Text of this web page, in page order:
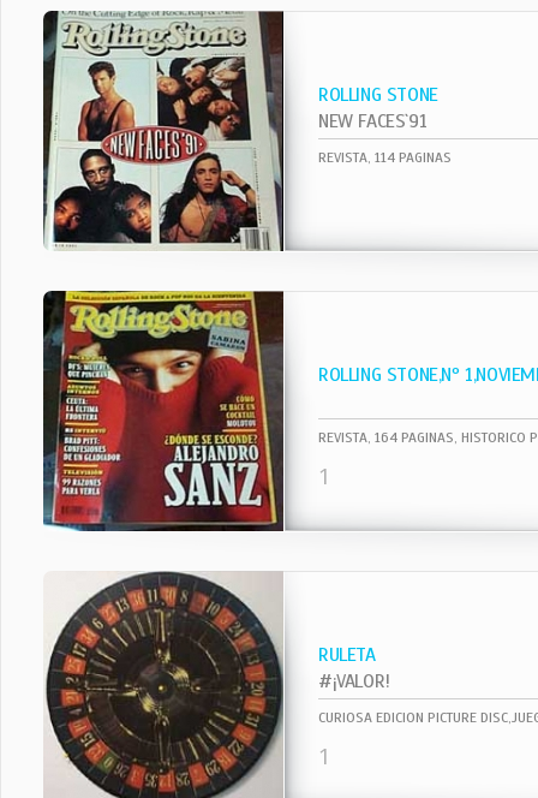
ROLLING STONE
NEW FACES`91
REVISTA, 114 PAGINAS
ROLLING STONE,Nº
REVISTA, 164 PAGINAS, HISTORICO
1
RULETA
#¡VALOR!
CURIOSA EDICION PICTURE
1